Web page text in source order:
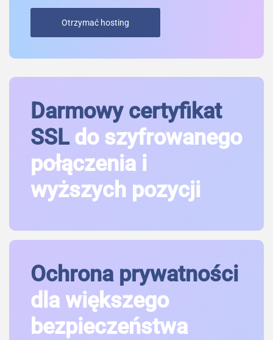
Otrzymać hosting
Darmowy certyfikat
SSLdo szyfrowanego
połączenia i
wyższych pozycji
Ochrona prywatności
dla większego
bezpieczeństwa